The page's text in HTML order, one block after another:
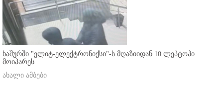
ხაშურში "ელიტ-ელექტრონიქსი"-ს მღაზიიდან 10 ლეპტოპი
მოიპარეს
ახალი ამბები